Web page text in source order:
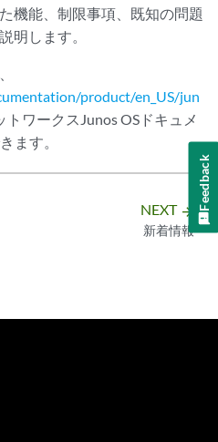
機能、制限事項、既知の問題
明します。
product/en_US/jun
ワークスJunos OSドキュメ
ます。
NEXT arrow_forward
新着情報
Feedback